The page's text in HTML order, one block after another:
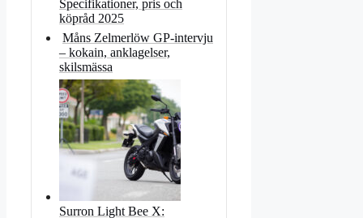
Specifikationer, pris och
köpråd 2025
Måns Zelmerlöw GP-intervju
– kokain, anklagelser,
skilsmässa
Surron Light Bee X: